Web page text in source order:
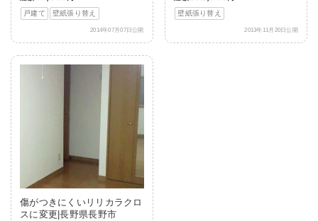
戸建て
壁紙張り替え
2014年07月07日公開
壁紙張り替え
2013年11月20日公開
傷がつきにくいリリカラクロ
スに変更|長野県長野市